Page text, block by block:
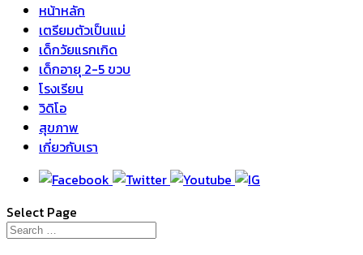
หน้าหลัก
เตรียมตัวเป็นแม่
เด็กวัยแรกเกิด
เด็กอายุ 2-5 ขวบ
โรงเรียน
วิดิโอ
สุขภาพ
เกี่ยวกับเรา
Select Page